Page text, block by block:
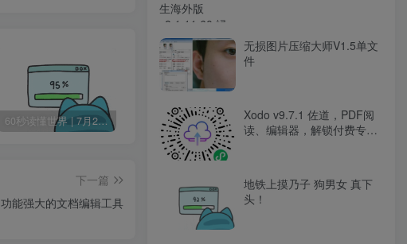
60秒读懂世界 | 7月24日 星期五 Change MAC Address 修改MAC地址 v25.01 便携版 Skype 网络通信工具 v8.136.76.203 便携版
下一篇
功能强大的文档编辑工具
无损图片压缩大师V1.5单文
件
Xodo v9.7.1 佐道，PDF阅
读、编辑器，解锁付费专业
地铁上摸乃子 狗男女 真下
头！